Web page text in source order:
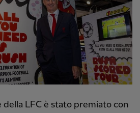
della LFC è stato premiato con